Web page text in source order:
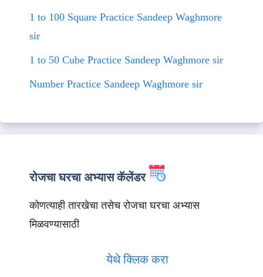
1 to 100 Square Practice Sandeep Waghmore
sir
1 to 50 Cube Practice Sandeep Waghmore sir
Number Practice Sandeep Waghmore sir
रोजचा घरचा अभ्यास कॅलेंडर
कोणत्याही तारखेचा तसेच रोजचा घरचा अभ्यास
मिळवण्यासाठी
येथे क्लिक करा